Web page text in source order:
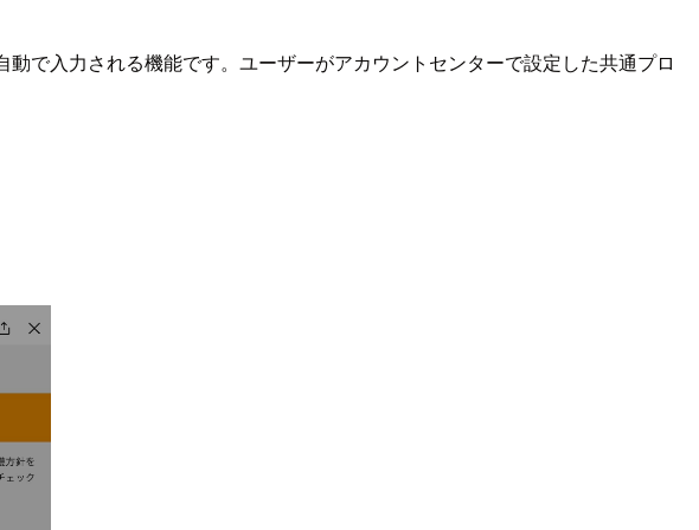
で入力される機能です。ユーザーがアカウントセンターで設定した共通プロ